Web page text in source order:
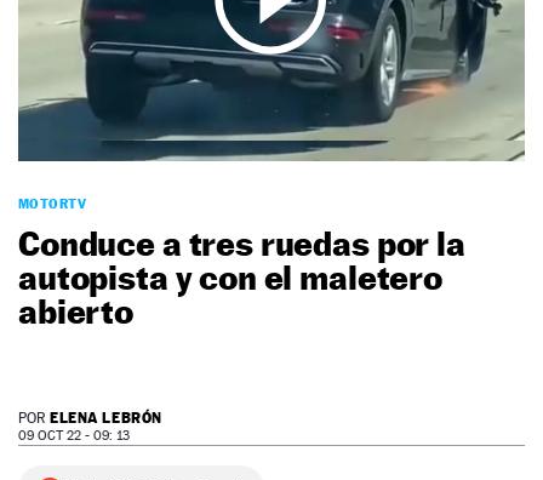
NEWSLETTER
SÍGUENOS
MOTORTV
Conduce a tres ruedas por la
autopista y con el maletero
abierto
POR ELENA LEBRÓN
09 OCT 22 - 09: 13